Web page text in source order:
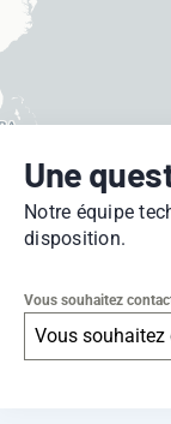
Une
Notre équipe
disposition.
Vous souhaitez
Vous souhaitez